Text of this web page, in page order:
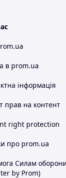
в prom.ua
інформація
прав на контент
right protection
про prom.ua
Силам оборони
by Prom)